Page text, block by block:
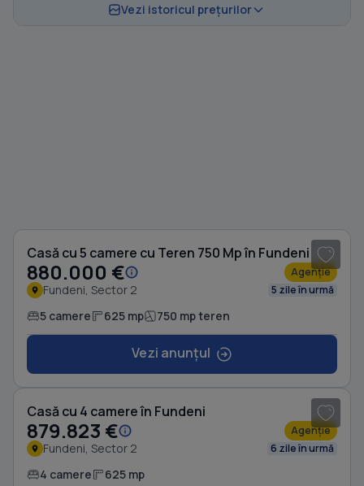
Vezi istoricul prețurilor
Casă cu 5 camere cu Teren 750 Mp în Fundeni
880.000 € Agenție
Fundeni, Sector 2 5 zile în urmă
5 camere 625 mp 750 mp teren
Vezi anunțul
Casă cu 4 camere în Fundeni
879.823 € Agenție
Fundeni, Sector 2 6 zile în urmă
4 camere 625 mp